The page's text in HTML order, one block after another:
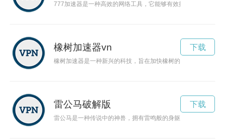
777加速器是一种高效的网络工具，它能够有效提升网速，为
橡树加速器vn
橡树加速器是一种新兴的科技，旨在加快橡树的生长和繁衍，
下载
雷公马破解版
雷公马是一种传说中的神兽，拥有雷鸣般的身躯和顽强的力量，
下载